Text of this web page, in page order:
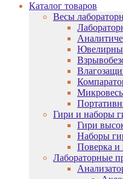
Каталог товаров
Весы
Гири и наборы
Гири
Наборы
Поверка и
Лабораторные